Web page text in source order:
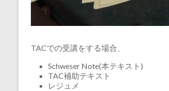
TACでの受講をする場合、
Schweser Note(本テキスト)
TAC補助テキスト
レジュメ